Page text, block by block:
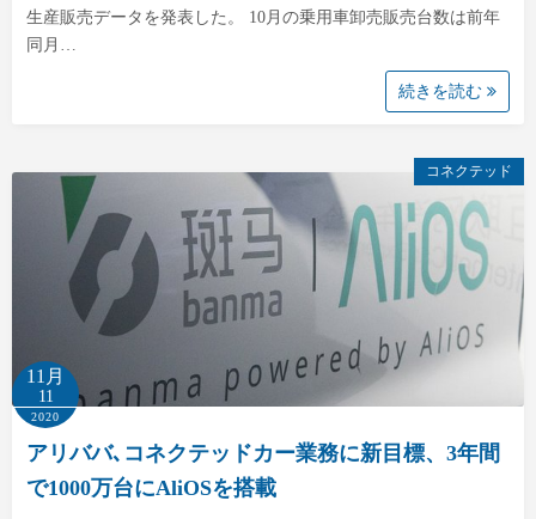
生産販売データを発表した。 10月の乗用車卸売販売台数は前年
同月…
続きを読む
コネクテッド
11月
11
2020
アリババ､コネクテッドカー業務に新目標、3年間
で1000万台にAliOSを搭載